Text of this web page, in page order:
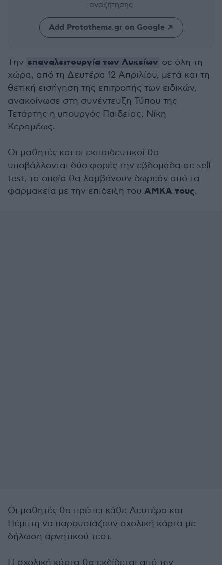
αναζήτησης
Add Protothema.gr on Google
Tην επαναλειτουργία των Λυκείων σε όλη τη
χώρα, από τη Δευτέρα 12 Απριλίου, μετά και τη
θετική εισήγηση της επιτροπής των ειδικών,
ανακοίνωσε στη συνέντευξη Τύπου της
Τετάρτης η υπουργός Παιδείας, Νίκη
Κεραμέως.
Οι μαθητές και οι εκπαιδευτικοί θα
υποβάλλονται δύο φορές την εβδομάδα σε self
test, τα οποία θα λαμβάνουν δωρεάν από τα
φαρμακεία με την επίδειξη του ΑΜΚΑ τους.
Οι μαθητές θα πρέπει κάθε Δευτέρα και
Πέμπτη να παρουσιάζουν σχολική κάρτα με
δήλωση αρνητικού τεστ.
Η σχολική κάρτα θα εκδίδεται από την